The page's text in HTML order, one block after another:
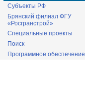
Субъекты РФ
Брянский филиал ФГУ
«Росгранстрой»
Специальные проекты
Поиск
Программное обеспечение